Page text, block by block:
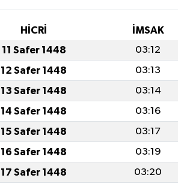
HİCRİ İMSAK
11 Safer 1448 03:12
12 Safer 1448 03:13
13 Safer 1448 03:14
14 Safer 1448 03:16
15 Safer 1448 03:17
16 Safer 1448 03:19
17 Safer 1448 03:20